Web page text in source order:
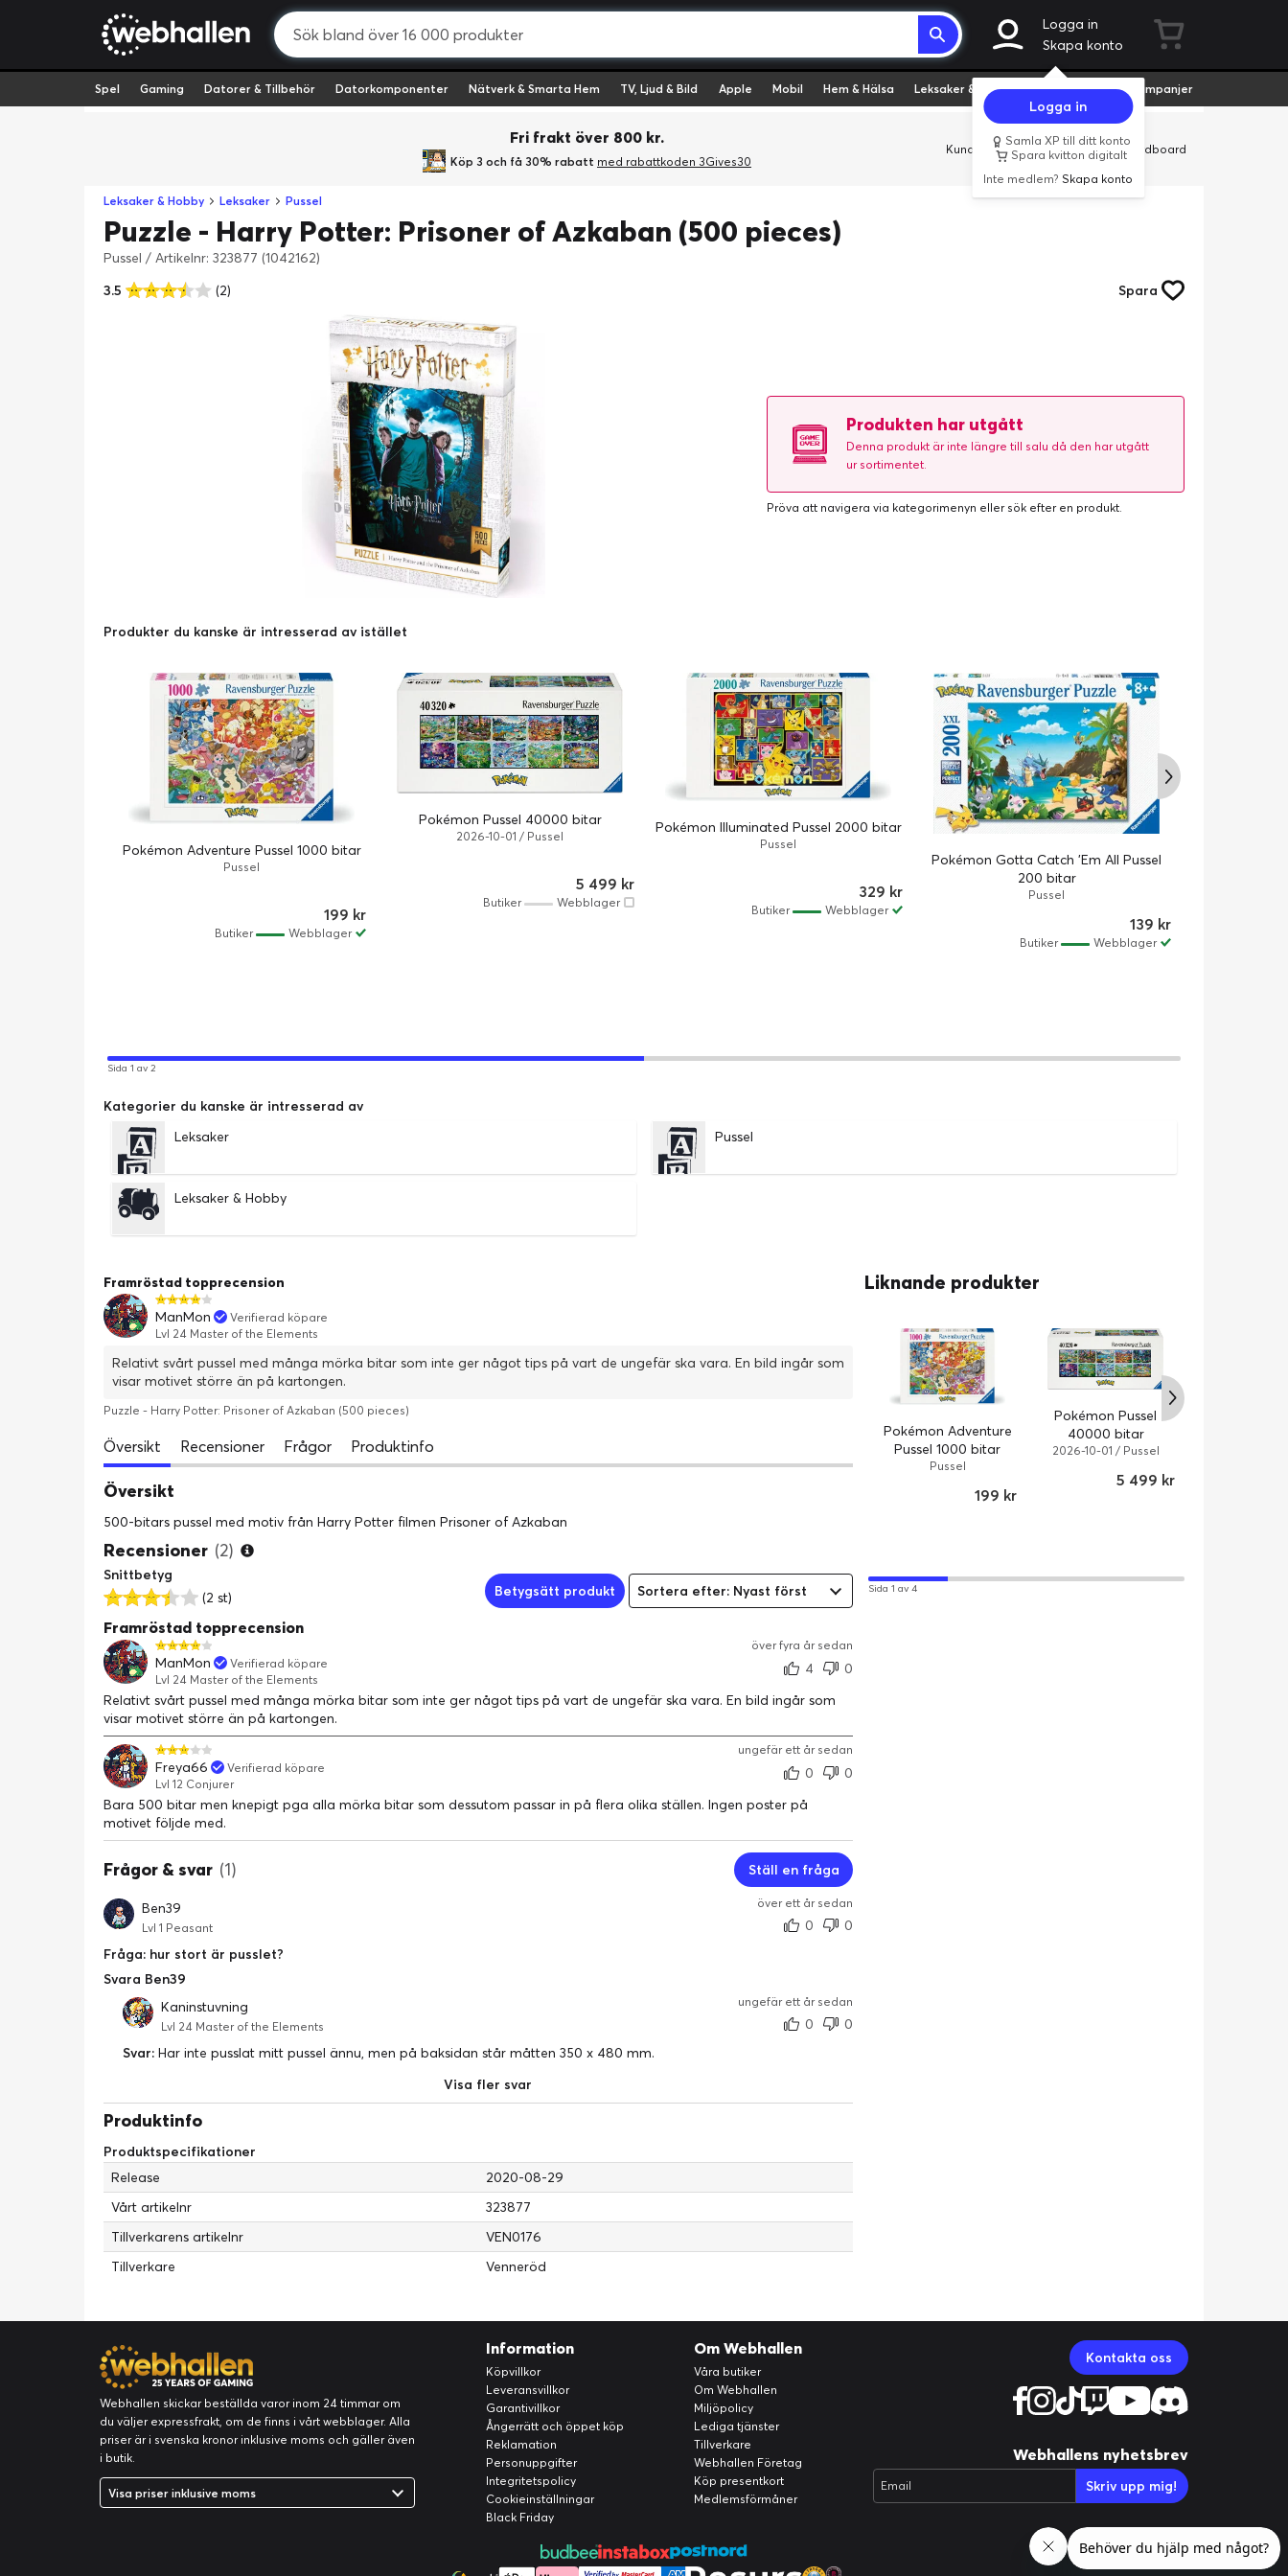
Logga in
Skapa konto
Logga in
Samla XP till ditt konto
Spara kvitton digitalt
Inte medlem?Skapa konto
Spel Gaming Datorer & Tillbehör Datorkomponenter Nätverk & Smarta Hem TV, Ljud & Bild Apple Mobil Hem & Hälsa Leksaker & Hobby Fyndvaror Kampanjer
Fri frakt över 800 kr.
Köp 3 och få 30% rabatt med rabattkoden 3Gives30
Kundservice Butiker Företag Cardboard
Leksaker & Hobby Leksaker Pussel
Puzzle - Harry Potter: Prisoner of Azkaban (500 pieces)
Pussel / Artikelnr: 323877 (1042162)
3.5
(2) Spara
Produkten har utgått
Denna produkt är inte längre till salu då den har utgått
ur sortimentet.
Pröva att navigera via kategorimenyn eller sök efter en produkt.
Produkter du kanske är intresserad av istället
Pokémon Adventure Pussel 1000 bitar
Pussel
199 kr
Webblager
Butiker
Pokémon Pussel 40000 bitar
2026-10-01 / Pussel
5 499 kr
Webblager
Butiker
Pokémon Illuminated Pussel 2000 bitar
Pussel
329 kr
Webblager
Butiker
Pokémon Gotta Catch 'Em All Pussel
200 bitar
Pussel
139 kr
Webblager
Butiker
Sida 1 av 2
Kategorier du kanske är intresserad av
Leksaker
Pussel
Leksaker & Hobby
Framröstad topprecension
ManMon
Verifierad köpare
Lvl 24 Master of the Elements
Relativt svårt pussel med många mörka bitar som inte ger något tips på vart de ungefär ska vara. En bild ingår som
visar motivet större än på kartongen.
Puzzle - Harry Potter: Prisoner of Azkaban (500 pieces)
Översikt Recensioner Frågor Produktinfo
Översikt
500-bitars pussel med motiv från Harry Potter filmen Prisoner of Azkaban
Recensioner (2)
Snittbetyg
(2 st)
Betygsätt produkt Sortera efter: Nyast först
Framröstad topprecension
över fyra år sedan
ManMon
Verifierad köpare
Lvl 24 Master of the Elements
4
0
Relativt svårt pussel med många mörka bitar som inte ger något tips på vart de ungefär ska vara. En bild ingår som
visar motivet större än på kartongen.
ungefär ett år sedan
Freya66
Verifierad köpare
Lvl 12 Conjurer
0
0
Bara 500 bitar men knepigt pga alla mörka bitar som dessutom passar in på flera olika ställen. Ingen poster på
motivet följde med.
Frågor & svar (1) Ställ en fråga
Ben39
Lvl 1 Peasant
över ett år sedan
0
0
Fråga: hur stort är pusslet?
Svara Ben39
Kaninstuvning
Lvl 24 Master of the Elements
ungefär ett år sedan
0
0
Svar: Har inte pusslat mitt pussel ännu, men på baksidan står måtten 350 x 480 mm.
Visa fler svar
Produktinfo
Produktspecifikationer
Release
2020-08-29
Vårt artikelnr
323877
Tillverkarens artikelnr
VEN0176
Tillverkare
Venneröd
Liknande produkter
Pokémon Adventure
Pussel 1000 bitar
Pussel
199 kr
Pokémon Pussel
40000 bitar
2026-10-01 / Pussel
5 499 kr
Sida 1 av 4
Webhallen skickar beställda varor inom 24 timmar om
du väljer expressfrakt, om de finns i vårt webblager. Alla
priser är i svenska kronor inklusive moms och gäller även
i butik.
Visa priser inklusive moms
Information
Köpvillkor
Leveransvillkor
Garantivillkor
Ångerrätt och öppet köp
Reklamation
Personuppgifter
Integritetspolicy
Cookieinställningar
Black Friday
Om Webhallen
Våra butiker
Om Webhallen
Miljöpolicy
Lediga tjänster
Tillverkare
Webhallen Företag
Köp presentkort
Medlemsförmåner
Kontakta oss
Webhallens nyhetsbrev
Email Skriv upp mig!